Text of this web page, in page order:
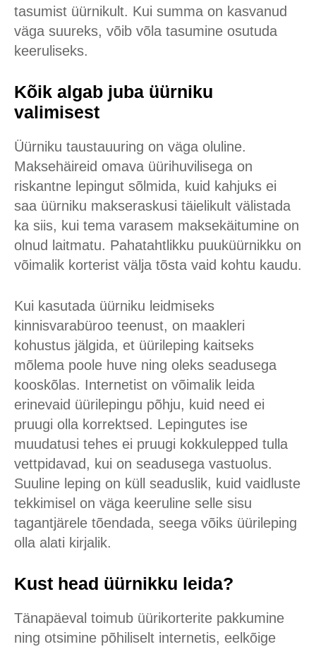
tasumist üürnikult. Kui summa on kasvanud
väga suureks, võib võla tasumine osutuda
keeruliseks.
Kõik algab juba üürniku
valimisest
Üürniku taustauuring on väga oluline.
Maksehäireid omava üürihuvilisega on
riskantne lepingut sõlmida, kuid kahjuks ei
saa üürniku makseraskusi täielikult välistada
ka siis, kui tema varasem maksekäitumine on
olnud laitmatu. Pahatahtlikku puuküürnikku on
võimalik korterist välja tõsta vaid kohtu kaudu.
Kui kasutada üürniku leidmiseks
kinnisvarabüroo teenust, on maakleri
kohustus jälgida, et üürileping kaitseks
mõlema poole huve ning oleks seadusega
kooskõlas. Internetist on võimalik leida
erinevaid üürilepingu põhju, kuid need ei
pruugi olla korrektsed. Lepingutes ise
muudatusi tehes ei pruugi kokkulepped tulla
vettpidavad, kui on seadusega vastuolus.
Suuline leping on küll seaduslik, kuid vaidluste
tekkimisel on väga keeruline selle sisu
tagantjärele tõendada, seega võiks üürileping
olla alati kirjalik.
Kust head üürnikku leida?
Tänapäeval toimub üürikorterite pakkumine
ning otsimine põhiliselt internetis, eelkõige